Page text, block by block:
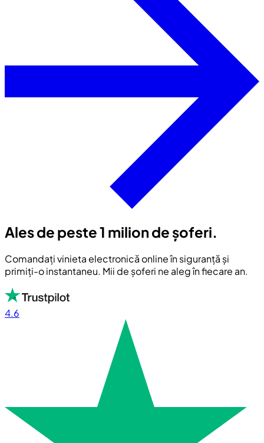
Ales de peste 1 milion de șoferi.
Comandați vinieta electronică online în siguranță și
primiți-o instantaneu. Mii de șoferi ne aleg în fiecare an.
4.6